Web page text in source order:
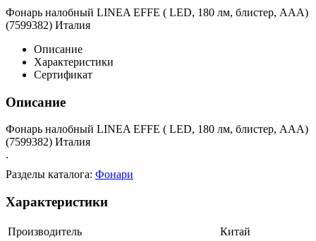
Фонарь налобный LINEA EFFE ( LED, 180 лм, блистер, ААА)
(7599382) Италия
Описание
Характеристики
Сертификат
Описание
Фонарь налобный LINEA EFFE ( LED, 180 лм, блистер, ААА)
(7599382) Италия
.
Разделы каталога: Фонари
Характеристики
Производитель Китай